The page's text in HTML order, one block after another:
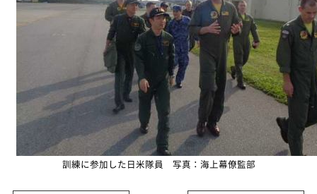
訓練に参加した日米隊員 写真：海上幕僚監部